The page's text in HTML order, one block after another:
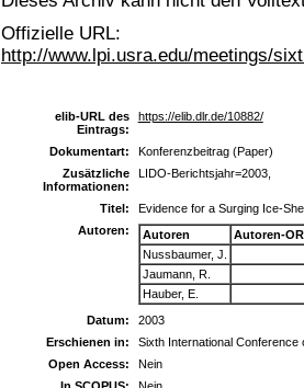
Offizielle URL:
http://www.lpi.usra.edu/meetings/
elib-URL des
Eintrags:
https://elib.dlr.de/10882/
Dokumentart:
Konferenzbeitrag (Paper)
Zusätzliche
Informationen:
LIDO-Berichtsjahr=2003,
Titel:
Evidence for a Surging Ice-
Autoren:
Autoren
Autoren-
Nussbaumer, J.
Jaumann, R.
Hauber, E.
Datum:
2003
Erschienen in:
Sixth International Conference
Open Access:
Nein